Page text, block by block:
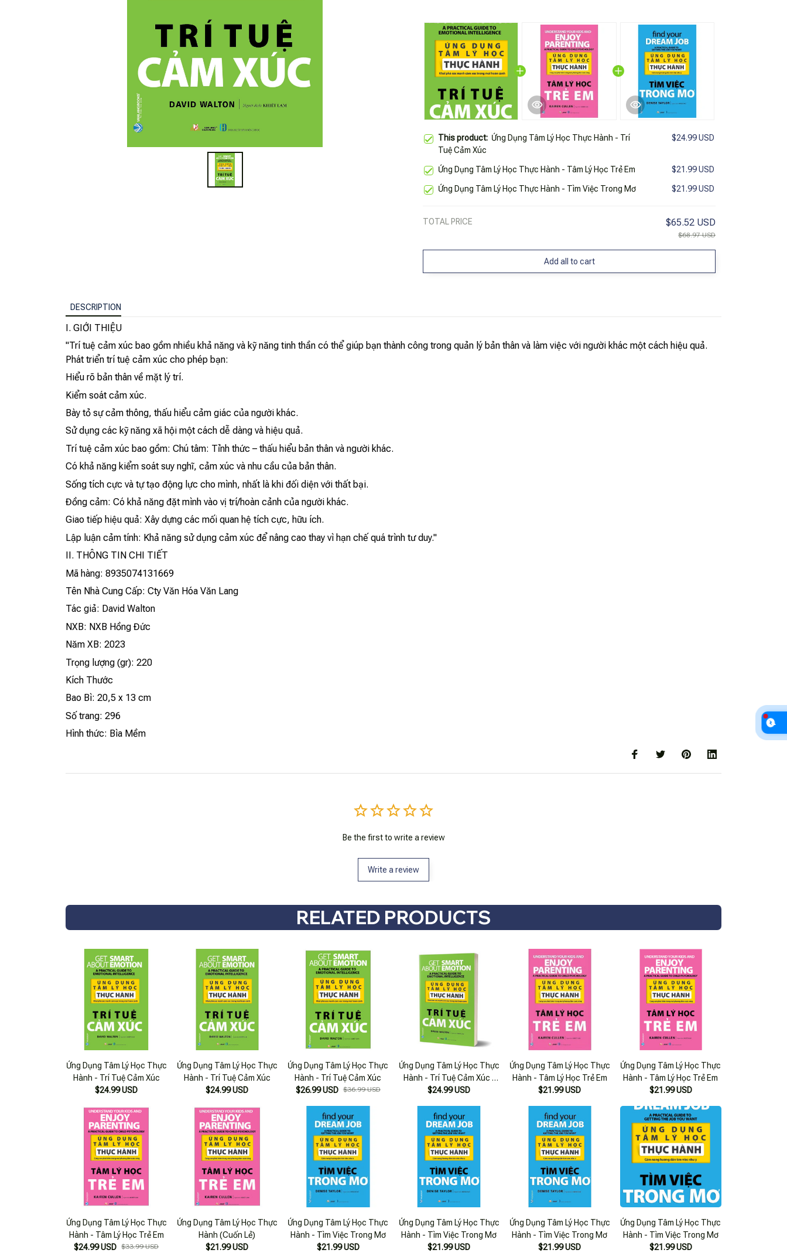
This product: Ứng Dụng Tâm Lý Học Thực Hành - Trí
Tuệ Cảm Xúc
$24.99 USD
Ứng Dụng Tâm Lý Học Thực Hành - Tâm Lý Học Trẻ Em $21.99 USD
Ứng Dụng Tâm Lý Học Thực Hành - Tìm Việc Trong Mơ $21.99 USD
TOTAL PRICE $65.52 USD
$68.97 USD
Add all to cart
DESCRIPTION
I. GIỚI THIỆU
"Trí tuệ cảm xúc bao gồm nhiều khả năng và kỹ năng tinh thần có thể giúp bạn thành công trong quản lý bản thân và làm việc với người khác một cách hiệu quả.
Phát triển trí tuệ cảm xúc cho phép bạn:
Hiểu rõ bản thân về mặt lý trí.
Kiểm soát cảm xúc.
Bày tỏ sự cảm thông, thấu hiểu cảm giác của người khác.
Sử dụng các kỹ năng xã hội một cách dễ dàng và hiệu quả.
Trí tuệ cảm xúc bao gồm: Chú tâm: Tỉnh thức – thấu hiểu bản thân và người khác.
Có khả năng kiểm soát suy nghĩ, cảm xúc và nhu cầu của bản thân.
Sống tích cực và tự tạo động lực cho mình, nhất là khi đối diện với thất bại.
Đồng cảm: Có khả năng đặt mình vào vị trí/hoàn cảnh của người khác.
Giao tiếp hiệu quả: Xây dựng các mối quan hệ tích cực, hữu ích.
Lập luận cảm tính: Khả năng sử dụng cảm xúc để nâng cao thay vì hạn chế quá trình tư duy."
II. THÔNG TIN CHI TIẾT
Mã hàng: 8935074131669
Tên Nhà Cung Cấp: Cty Văn Hóa Văn Lang
Tác giả: David Walton
NXB: NXB Hồng Đức
Năm XB: 2023
Trọng lượng (gr): 220
Kích Thước
Bao Bì: 20,5 x 13 cm
Số trang: 296
Hình thức: Bìa Mềm
Be the first to write a review
Write a review
RELATED PRODUCTS
Ứng Dụng Tâm Lý Học Thực
Hành - Trí Tuệ Cảm Xúc
$24.99 USD
Ứng Dụng Tâm Lý Học Thực
Hành - Trí Tuệ Cảm Xúc
$24.99 USD
Ứng Dụng Tâm Lý Học Thực
Hành - Trí Tuệ Cảm Xúc
$26.99 USD $36.99 USD
Ứng Dụng Tâm Lý Học Thực
Hành - Trí Tuệ Cảm Xúc (
David Walton,Vl)
$24.99 USD
Ứng Dụng Tâm Lý Học Thực
Hành - Tâm Lý Học Trẻ Em
$21.99 USD
Ứng Dụng Tâm Lý Học Thực
Hành - Tâm Lý Học Trẻ Em
$21.99 USD
Ứng Dụng Tâm Lý Học Thực
Hành - Tâm Lý Học Trẻ Em
$24.99 USD $33.99 USD
Ứng Dụng Tâm Lý Học Thực
Hành (Cuốn Lẻ)
$21.99 USD
Ứng Dụng Tâm Lý Học Thực
Hành - Tìm Việc Trong Mơ
$21.99 USD
Ứng Dụng Tâm Lý Học Thực
Hành - Tìm Việc Trong Mơ
$21.99 USD
Ứng Dụng Tâm Lý Học Thực
Hành - Tìm Việc Trong Mơ
$21.99 USD
Ứng Dụng Tâm Lý Học Thực
Hành - Tìm Việc Trong Mơ
$21.99 USD